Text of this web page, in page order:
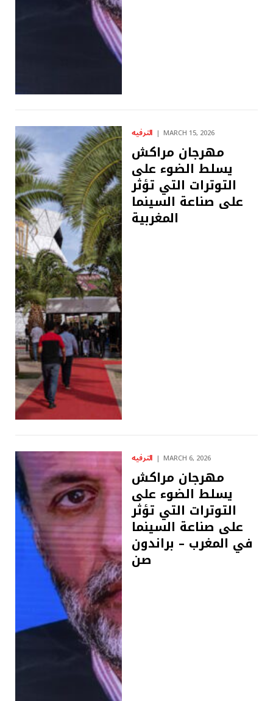
الترفيه MARCH 15, 2026
مهرجان مراكش
يسلط الضوء على
التوترات التي تؤثر
على صناعة السينما
المغربية
الترفيه MARCH 6, 2026
مهرجان مراكش
يسلط الضوء على
التوترات التي تؤثر
على صناعة السينما
في المغرب – براندون
صن